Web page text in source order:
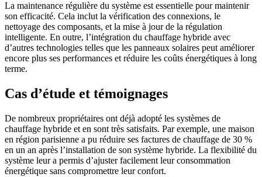
La maintenance régulière du système est essentielle pour maintenir
son efficacité. Cela inclut la vérification des connexions, le
nettoyage des composants, et la mise à jour de la régulation
intelligente. En outre, l’intégration du chauffage hybride avec
d’autres technologies telles que les panneaux solaires peut améliorer
encore plus ses performances et réduire les coûts énergétiques à long
terme.
Cas d’étude et témoignages
De nombreux propriétaires ont déjà adopté les systèmes de
chauffage hybride et en sont très satisfaits. Par exemple, une maison
en région parisienne a pu réduire ses factures de chauffage de 30 %
en un an après l’installation de son système hybride. La flexibilité du
système leur a permis d’ajuster facilement leur consommation
énergétique sans compromettre leur confort.